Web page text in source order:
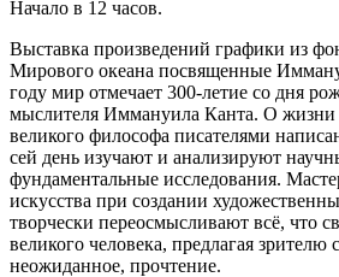
Начало в 12 часов.
Выставка произведений графики из
Мирового океана посвященные
году мир отмечает 300-летие со дня
мыслителя Иммануила Канта. О жизни
великого философа писателями
сей день изучают и анализируют
фундаментальные исследования.
искусства при создании
творчески переосмысливают всё, что
великого человека, предлагая зрителю
неожиданное, прочтение.